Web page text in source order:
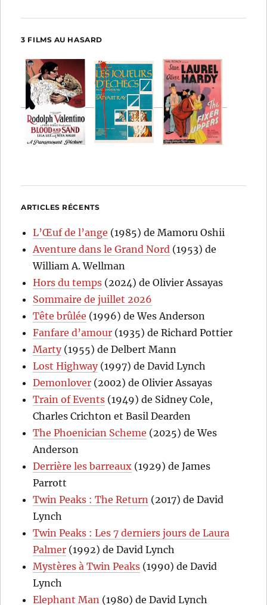
3 FILMS AU HASARD
ARTICLES RÉCENTS
L’Œuf de l’ange (1985) de Mamoru Oshii
Aventure dans le Grand Nord (1953) de
William A. Wellman
Hors du temps (2024) de Olivier Assayas
Sommaire de juillet 2026
Tête brûlée (1996) de Wes Anderson
Fanfare d’amour (1935) de Richard Pottier
Marty(1955) de Delbert Mann
Lost Highway(1997) de David Lynch
Demonlover (2002) de Olivier Assayas
Train of Events (1949) de Sidney Cole,
Charles Crichton et Basil Dearden
The Phoenician Scheme (2025) de Wes
Anderson
Derrière les barreaux (1929) de James
Parrott
Twin Peaks : The Return (2017) de David
Lynch
Twin Peaks : Les 7 derniers jours de Laura
Palmer (1992) de David Lynch
Mystères à Twin Peaks (1990) de David
Lynch
Elephant Man (1980) de David Lynch